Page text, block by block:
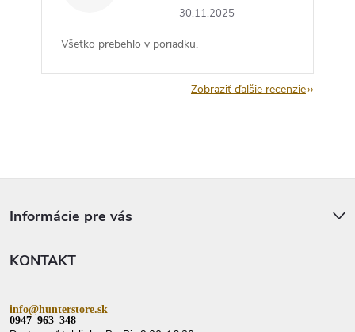
30.11.2025
Všetko prebehlo v poriadku.
Zobraziť ďalšie recenzie
Informácie pre vás
KONTAKT
info@hunterstore.sk
0947 963 348